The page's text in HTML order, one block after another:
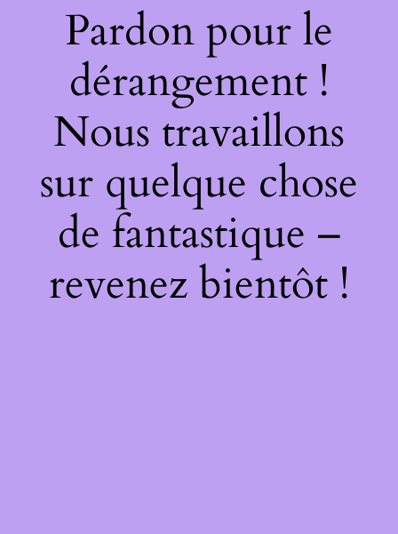
Pardon pour le
dérangement !
Nous travaillons
sur quelque chose
de fantastique –
revenez bientôt !